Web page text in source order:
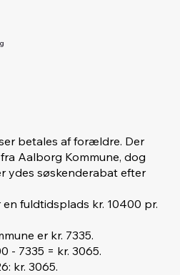
betales af forældre. Der
Aalborg Kommune, dog
ydes søskenderabat efter
en fuldtidsplads kr. 10400 pr.
er kr. 7335.
- 7335 = kr. 3065.
kr. 3065.